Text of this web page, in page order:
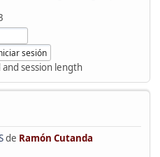
session length
de Ramón Cutanda